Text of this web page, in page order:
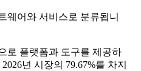
웨어와 서비스로 분류됩니
로 플랫폼과 도구를 제공하
년 시장의 79.67%를 차지